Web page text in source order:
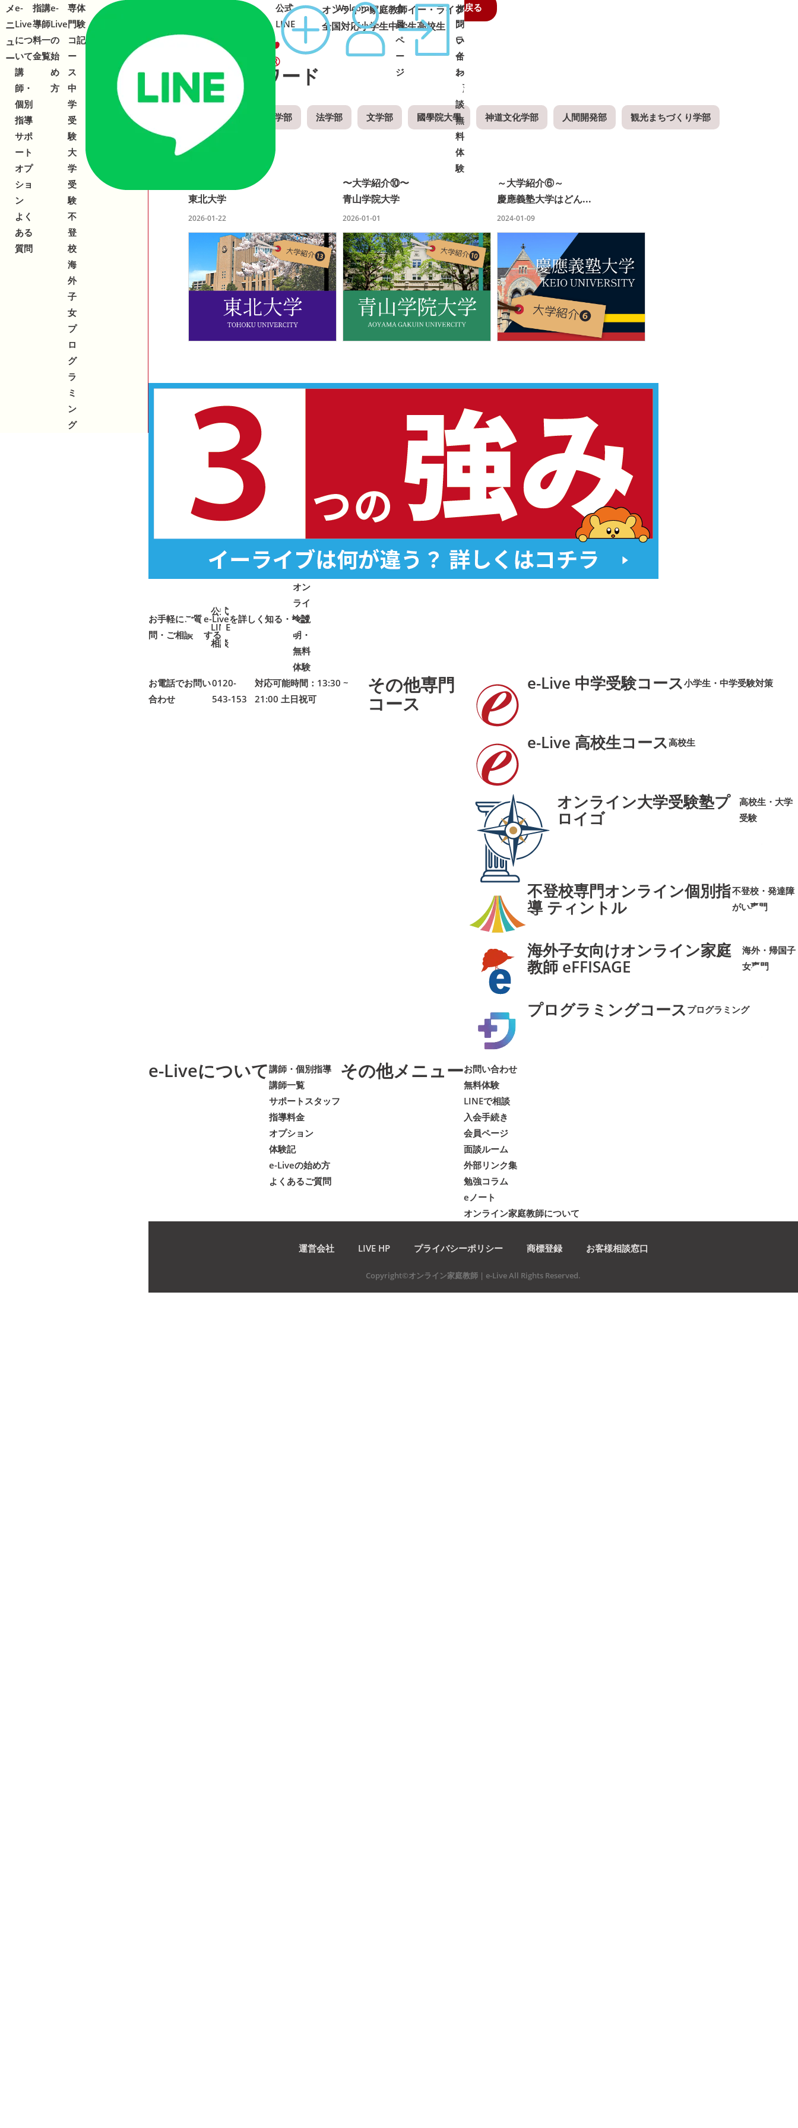
メ
ニ
ュ
ー
オンライン家庭教師イー・ライブ
全国対応小学生中学生高校生
メ
ニ
ュ
ー
e-
Live
につ
いて
講
師・
個別
指導
サポ
ート
オプ
ショ
ン
よく
ある
質問
指
導
料
金
講
師
一
覧
e-
Live
の
始
め
方
専
門
コ
ー
ス
中
学
受
験
大
学
受
験
不
登
校
海
外
子
女
プ
ロ
グ
ラ
ミ
ン
グ
体
験
記
公式
LINE
Welcome
会
員
ペ
ー
ジ
オ
ン
ラ
イ
ン
面
談
お
問
い
合
わ
せ
・
無
料
体
験
➜
戻る
関連キーワード
大学紹介 経済学部 法学部 文学部 國學院大學 神道文化学部 人間開発部 観光まちづくり学部
〜大学紹介⑬〜
東北大学
2026-01-22
〜大学紹介⑩〜
青山学院大学
2026-01-01
～大学紹介⑥～
慶應義塾大学はどん...
2024-01-09
公式
LINE
相談
お手軽にご質
問・ご相談➜ ➜
オン
ライ
ン説
明・
無料
体験
e-Liveを詳しく知る・検討
する
➜➜
お電話でお問い
合わせ
0120-
543-153
対応可能時間：13:30 ~
21:00 土日祝可
その他専門
コース
e-Live 中学受験コース小学生・中学受験対策
e-Live 高校生コース高校生
オンライン大学受験塾プ
ロイゴ
高校生・大学
受験
不登校専門オンライン個別指
導 ティントル
不登校・発達障
がい専門
海外子女向けオンライン家庭
教師 eFFISAGE
海外・帰国子
女専門
プログラミングコース プログラミング
e-Liveについて講師・個別指導
講師一覧
サポートスタッフ
指導料金
オプション
体験記
e-Liveの始め方
よくあるご質問
その他メニューお問い合わせ
無料体験
LINEで相談
入会手続き
会員ページ
面談ルーム
外部リンク集
勉強コラム
eノート
オンライン家庭教師について
運営会社 LIVE HP プライバシーポリシー 商標登録 お客様相談窓口
Copyright©オンライン家庭教師 | e-Live All Rights Reserved.